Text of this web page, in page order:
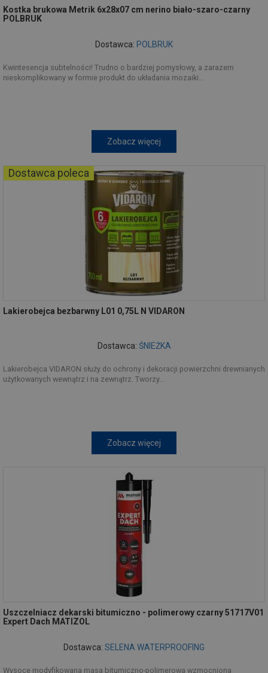
Kostka brukowa Metrik 6x28x07 cm nerino biało-szaro-czarny
POLBRUK
Dostawca: POLBRUK
Kwintesencja subtelności! Trudno o bardziej pomysłowy, a zarazem
nieskomplikowany w formie produkt do układania mozaiki...
Zobacz więcej
Dostawca poleca
Lakierobejca bezbarwny L01 0,75L N VIDARON
Dostawca: ŚNIEŻKA
Lakierobejca VIDARON służy do ochrony i dekoracji powierzchni drewnianych
użytkowanych wewnątrz i na zewnątrz. Tworzy...
Zobacz więcej
Uszczelniacz dekarski bitumiczno - polimerowy czarny 51717V01
Expert Dach MATIZOL
Dostawca: SELENA WATERPROOFING
Wysoce modyfikowana masa bitumiczno-polimerowa wzmocniona